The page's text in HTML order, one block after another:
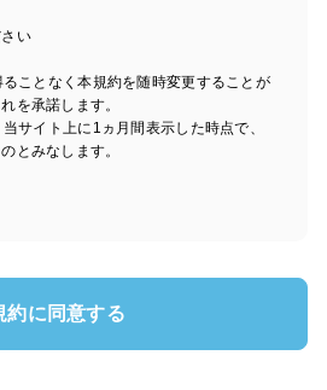
い
ことなく本規約を随時変更することが
を承諾します。
サイト上に1ヵ月間表示した時点で、
とみなします。
約に同意する